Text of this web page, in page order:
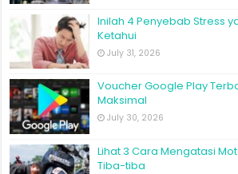
Inilah 4 Penyebab Stress
Ketahui
July 31, 2026
Voucher Google Play
Maksimal
July 30, 2026
Lihat 3 Cara Mengatasi
Tiba-tiba